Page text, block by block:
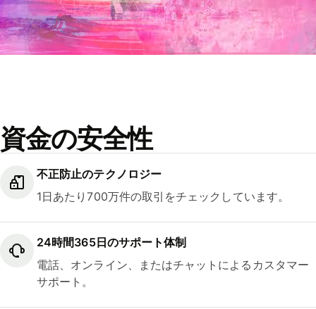
資金の安全性
不正防止のテクノロジー
1日あたり700万件の取引をチェックしています。
24時間365日のサポート体制
電話、オンライン、またはチャットによるカスタマー
サポート。